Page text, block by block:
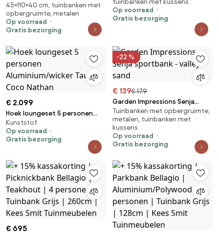
sportbank 110x40xH45 cm -
sandstone
45×110×40 cm, tuinbanken met
opbergruimte, metalen
Op voorraad
Gratis bezorging
sand
tuinbanken met kussens
Op voorraad
Gratis bezorging
€ 2.099
Hoek loungeset 5 personen
Aluminium/wicker Taupe Coco
Nathan
Kunststof
Op voorraad
Gratis bezorging
-22 %
€ 139€ 179
Garden Impressions Senja
sportbank - valley sand
Tuinbanken met opbergruimte,
metalen, tuinbanken met
kussens
Op voorraad
Gratis bezorging
€ 695